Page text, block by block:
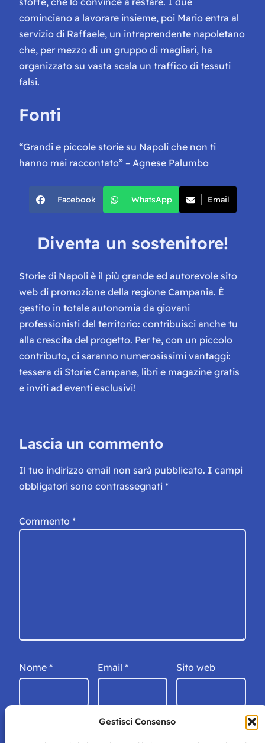
Gestisci Consenso
cominciano a lavorare insieme, poi Mario entra al
servizio di Raffaele, un intraprendente napoletano
che, per mezzo di un gruppo di magliari, ha
organizzato su vasta scala un traffico di tessuti
falsi.
Fonti
“Grandi e piccole storie su Napoli che non ti
hanno mai raccontato” – Agnese Palumbo
Facebook WhatsApp Email
Diventa un sostenitore!
Storie di Napoli è il più grande ed autorevole sito
web di promozione della regione Campania. È
gestito in totale autonomia da giovani
professionisti del territorio: contribuisci anche tu
alla crescita del progetto. Per te, con un piccolo
contributo, ci saranno numerosissimi vantaggi:
tessera di Storie Campane, libri e magazine gratis
e inviti ad eventi esclusivi!
Lascia un commento
Il tuo indirizzo email non sarà pubblicato. I campi
obbligatori sono contrassegnati *
Commento *
Nome * Email * Sito web